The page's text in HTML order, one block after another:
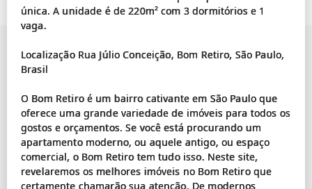
única. A unidade é de 220m² com 3 dormitórios e 1
vaga.
Localização Rua Júlio Conceição, Bom Retiro, São Paulo,
Brasil
O Bom Retiro é um bairro cativante em São Paulo que
oferece uma grande variedade de imóveis para todos os
gostos e orçamentos. Se você está procurando um
apartamento moderno, ou aquele antigo, ou espaço
comercial, o Bom Retiro tem tudo isso. Neste site,
revelaremos os melhores imóveis no Bom Retiro que
certamente chamarão sua atenção. De modernos